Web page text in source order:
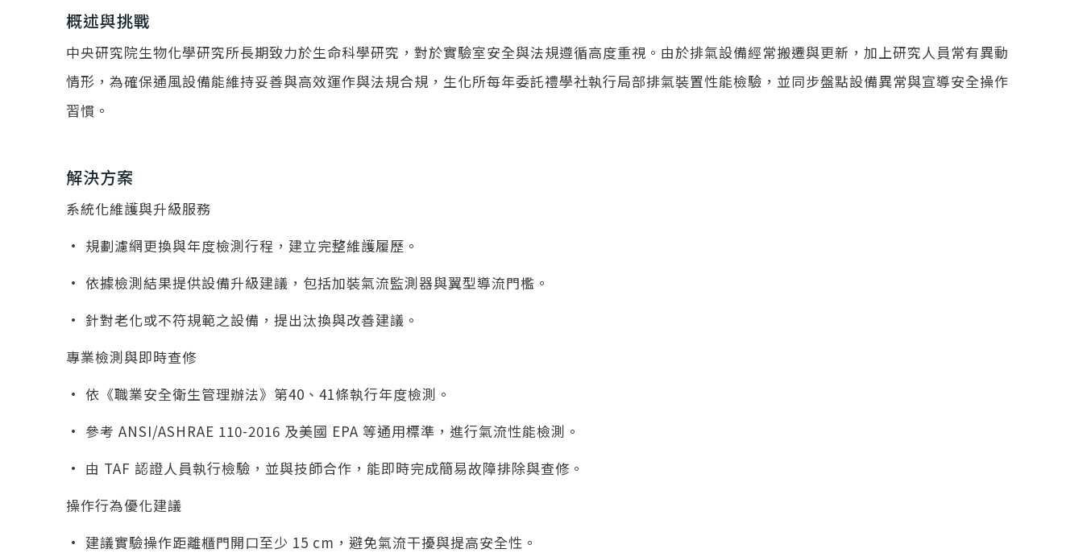
概述與挑戰
中央研究院生物化學研究所長期致力於生命科學研究，對於實驗室安全與法規遵循高度重視。由於排氣設備經常搬遷與更新，加上研究人員常有異動
情形，為確保通風設備能維持妥善與高效運作與法規合規，生化所每年委託禮學社執行局部排氣裝置性能檢驗，並同步盤點設備異常與宣導安全操作
習慣。
解決方案
系統化維護與升級服務
• 規劃濾網更換與年度檢測行程，建立完整維護履歷。
• 依據檢測結果提供設備升級建議，包括加裝氣流監測器與翼型導流門檻。
• 針對老化或不符規範之設備，提出汰換與改善建議。
專業檢測與即時查修
• 依《職業安全衛生管理辦法》第40、41條執行年度檢測。
• 參考 ANSI/ASHRAE 110-2016 及美國 EPA 等通用標準，進行氣流性能檢測。
• 由 TAF 認證人員執行檢驗，並與技師合作，能即時完成簡易故障排除與查修。
操作行為優化建議
• 建議實驗操作距離櫃門開口至少 15 cm，避免氣流干擾與提高安全性。